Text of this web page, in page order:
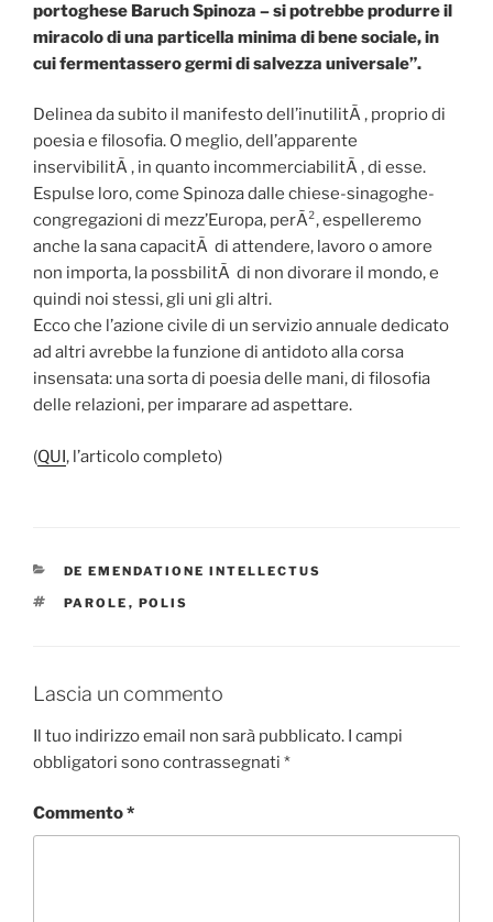
portoghese Baruch Spinoza – si potrebbe produrre il
miracolo di una particella minima di bene sociale, in
cui fermentassero germi di salvezza universale”.
Delinea da subito il manifesto dell’inutilitÃ , proprio di
poesia e filosofia. O meglio, dell’apparente
inservibilitÃ , in quanto incommerciabilitÃ , di esse.
Espulse loro, come Spinoza dalle chiese-sinagoghe-
congregazioni di mezz’Europa, perÃ², espelleremo
anche la sana capacitÃ di attendere, lavoro o amore
non importa, la possbilitÃ di non divorare il mondo, e
quindi noi stessi, gli uni gli altri.
Ecco che l’azione civile di un servizio annuale dedicato
ad altri avrebbe la funzione di antidoto alla corsa
insensata: una sorta di poesia delle mani, di filosofia
delle relazioni, per imparare ad aspettare.
(QUI, l’articolo completo)
CATEGORIE
DE EMENDATIONE INTELLECTUS
TAG
PAROLE , POLIS
Lascia un commento
Il tuo indirizzo email non sarà pubblicato. I campi
obbligatori sono contrassegnati *
Commento*